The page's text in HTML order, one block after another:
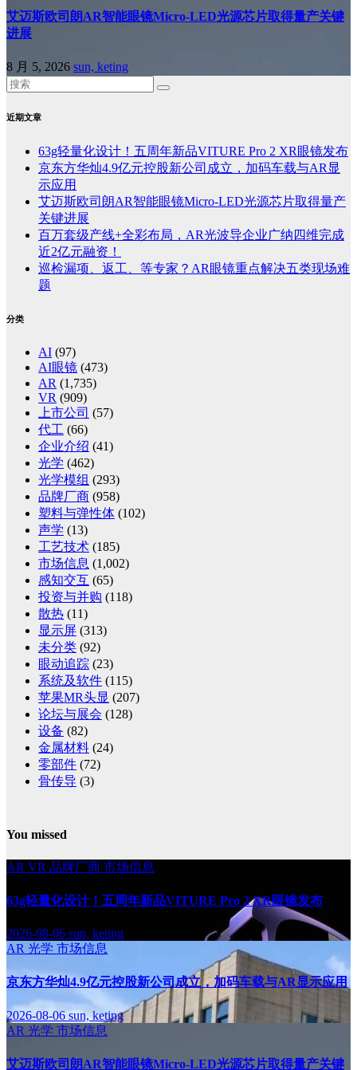
艾迈斯欧司朗AR智能眼镜Micro-LED光源芯片取得量产关键
进展
8 月 5, 2026 sun, keting
近期文章
63g轻量化设计！五周年新品VITURE Pro 2 XR眼镜发布
京东方华灿4.9亿元控股新公司成立，加码车载与AR显
示应用
艾迈斯欧司朗AR智能眼镜Micro-LED光源芯片取得量产
关键进展
百万套级产线+全彩布局，AR光波导企业广纳四维完成
近2亿元融资！
巡检漏项、返工、等专家？AR眼镜重点解决五类现场难
题
分类
AI (97)
AI眼镜 (473)
AR (1,735)
VR (909)
上市公司 (57)
代工 (66)
企业介绍 (41)
光学 (462)
光学模组 (293)
品牌厂商 (958)
塑料与弹性体 (102)
声学 (13)
工艺技术 (185)
市场信息 (1,002)
感知交互 (65)
投资与并购 (118)
散热 (11)
显示屏 (313)
未分类 (92)
眼动追踪 (23)
系统及软件 (115)
苹果MR头显 (207)
论坛与展会 (128)
设备 (82)
金属材料 (24)
零部件 (72)
骨传导 (3)
You missed
AR VR 品牌厂商 市场信息
63g轻量化设计！五周年新品VITURE Pro 2 XR眼镜发布
2026-08-06 sun, keting
AR 光学 市场信息
京东方华灿4.9亿元控股新公司成立，加码车载与AR显示应用
2026-08-06sun, keting
AR 光学 市场信息
艾迈斯欧司朗AR智能眼镜Micro-LED光源芯片取得量产关键